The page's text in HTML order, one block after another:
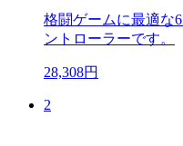
格闘ゲームに最適な
ントローラーです。
28,308円
2